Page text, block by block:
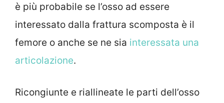
è più probabile se l’osso ad essere
interessato dalla frattura scomposta è il
femore o anche se ne sia interessata una
articolazione.
Ricongiunte e riallineate le parti dell’osso